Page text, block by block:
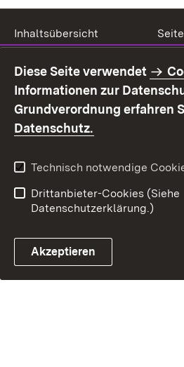
Inhaltsübersicht
Benutzungshinweise
Kontakt
Diese Seite verwendet
Informationen zur
Grundverordnung erfahren
Datenschutz.
Technisch notwendige
Drittanbieter-Cookies (Siehe
Datenschutzerklärung.)
Akzeptieren